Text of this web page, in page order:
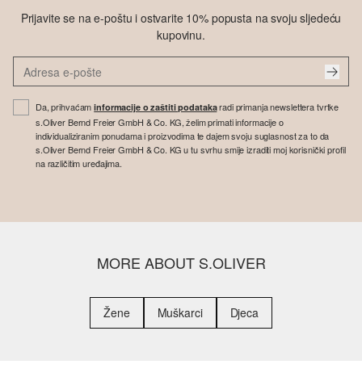
Prijavite se na e-poštu i ostvarite 10% popusta na svoju sljedeću
kupovinu.
Da, prihvaćaminformacije o zaštiti podatakaradi primanja newslettera tvrtke
s.Oliver Bernd Freier GmbH & Co. KG, želim primati informacije o
individualiziranim ponudama i proizvodima te dajem svoju suglasnost za to da
s.Oliver Bernd Freier GmbH & Co. KG u tu svrhu smije izraditi moj korisnički profil
na različitim uređajima.
MORE ABOUT S.OLIVER
Žene Muškarci Djeca